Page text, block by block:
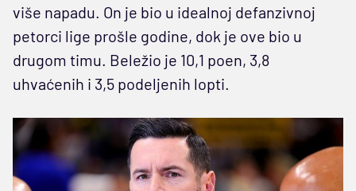
više napadu. On je bio u idealnoj defanzivnoj
petorci lige prošle godine, dok je ove bio u
drugom timu. Beležio je 10,1 poen, 3,8
uhvaćenih i 3,5 podeljenih lopti.